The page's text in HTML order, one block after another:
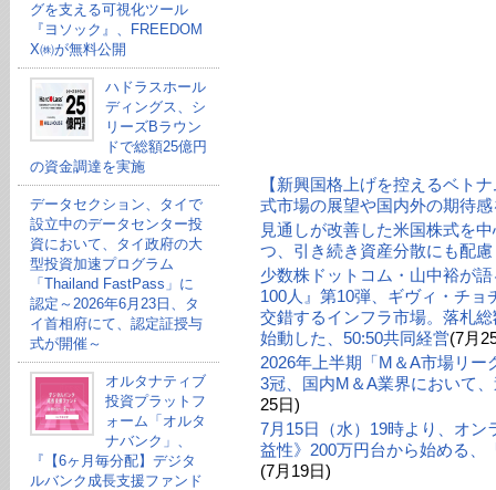
グを支える可視化ツール
『ヨソック』、FREEDOM
X㈱が無料公開
ハドラスホール
ディングス、シ
リーズBラウン
ドで総額25億円
の資金調達を実施
データセクション、タイで
設立中のデータセンター投
資において、タイ政府の大
型投資加速プログラム
「Thailand FastPass」に
認定～2026年6月23日、タ
イ首相府にて、認定証授与
式が開催～
オルタナティブ
投資プラットフ
ォーム「オルタ
ナバンク」、
『【6ヶ月毎分配】デジタ
ルバンク成長支援ファンド
【新興国格上げを控えるベト
式市場の展望や国内外の期待
見通しが改善した米国株式を
つ、引き続き資産分散にも配
少数株ドットコム・山中裕が
100人』第10弾、ギヴィ・チ
交錯するインフラ市場。落札
始動した、50:50共同経営(7月
2026年上半期「M＆A市場リー
3冠、国内M＆A業界において
25日)
7月15日（水）19時より、オン
益性》200万円台から始める、
(7月19日)